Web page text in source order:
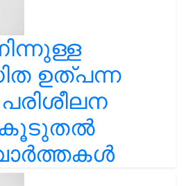
ഉത്പന്ന
കൂടുതൽ